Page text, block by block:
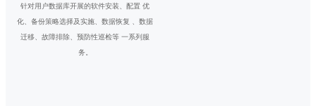
针对用户数据库开展的软件安装、配置 优
化、备份策略选择及实施、数据恢复 、数据
迁移、故障排除、预防性巡检等 一系列服
务。